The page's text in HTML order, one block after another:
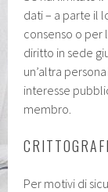
dati – a parte il
consenso o per
diritto in sede
un’altra
interesse
membro.
Per motivi di